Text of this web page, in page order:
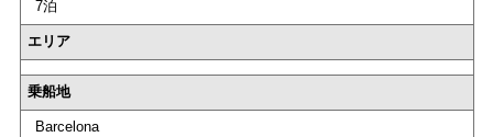
7泊
エリア
乗船地
Barcelona